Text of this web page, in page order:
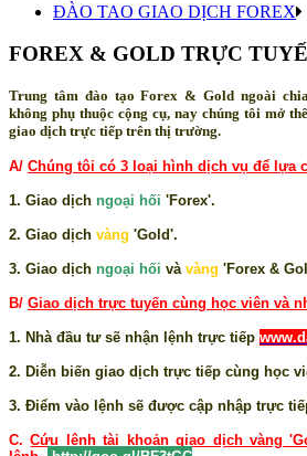
ĐÀO TAO GIAO DỊCH FOREX
FOREX & GOLD TRỰC
Trung tâm đào tạo Forex & Gold ngoài
không phụ thuộc cộng cụ, nay chúng tôi mở
giao dịch trực tiếp trên thị trường.
A/ Chúng tôi có 3 loại hình dịch vụ để lựa
1. Giao dịch ngoại hối 'Forex'.
2. Giao dịch vàng 'Gold'.
3. Giao dịch ngoại hối và vàng 'Forex &
B/ Giao dịch trực tuyến cùng học viên và
1. Nhà đầu tư sẽ nhận lệnh trực tiếp
2. Diễn biến giao dịch trực tiếp cùng học
3. Điểm vào lệnh sẽ được cập nhập trực
C.Cứu lệnh tài khoản giao dịch vàng